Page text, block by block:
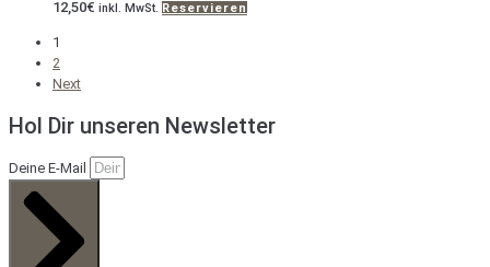
12,50€ inkl. MwSt. Reservieren
1
2
Next
Hol Dir unseren Newsletter
Deine E-Mail